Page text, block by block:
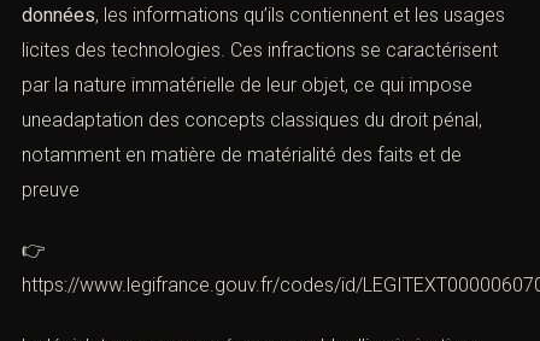
violation intentionnelle ou non d’une norme pénale
destinée à protéger lessystèmes de traitement
automatisé de
données, les informations qu’ils contiennent et les
usages licites des technologies. Ces infractions se
qui impose uneadaptation des concepts classiques du
droit pénal, notamment en matière de matérialité des